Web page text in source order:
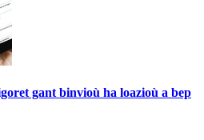
gant binvioù ha loazioù a bep